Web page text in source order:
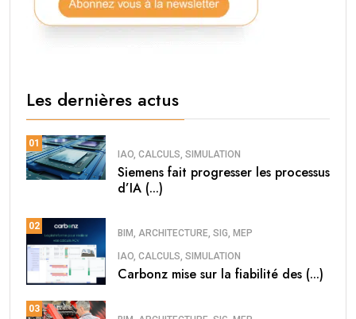
Les dernières actus
01
IAO, CALCULS, SIMULATION
Siemens fait progresser les processus
d’IA (...)
02
BIM, ARCHITECTURE, SIG, MEP
IAO, CALCULS, SIMULATION
Carbonz mise sur la fiabilité des (...)
03